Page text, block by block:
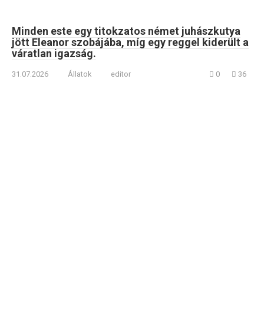
Minden este egy titokzatos német juhászkutya
jött Eleanor szobájába, míg egy reggel kiderült a
váratlan igazság.
31.07.2026 Állatok editor 0 36